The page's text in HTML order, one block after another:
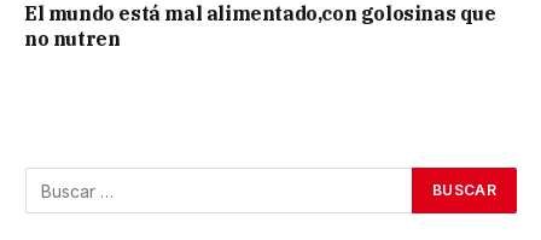
El mundo está mal alimentado,con golosinas que
no nutren